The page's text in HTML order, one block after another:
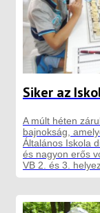
Siker az
A múlt héten
bajnokság,
Általános Iskola
és nagyon erős
VB 2. és 3.